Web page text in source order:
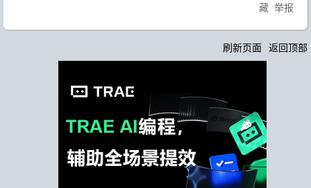
藏 举报
刷新页面 返回顶部